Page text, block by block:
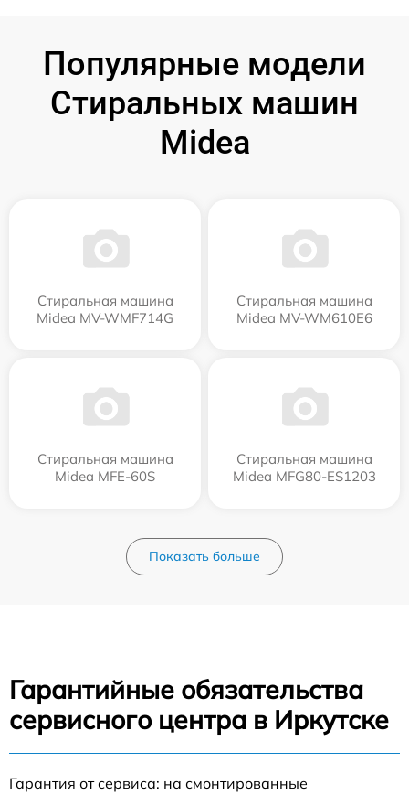
Популярные модели
Стиральных машин
Midea
Стиральная машина
Midea MV-WMF714G
Стиральная машина
Midea MV-WM610E6
Стиральная машина
Midea MFE-60S
Стиральная машина
Midea MFG80-ES1203
Показать больше
Гарантийные обязательства
сервисного центра в Иркутске
Гарантия от сервиса: на смонтированные